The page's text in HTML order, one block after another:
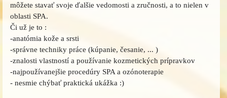
môžete stavať svoje ďalšie vedomosti a zručnosti, a to nielen v
oblasti SPA.
Či už je to :
-anatómia kože a srsti
-správne techniky práce (kúpanie, česanie, ... )
-znalosti vlastností a používanie kozmetických prípravkov
-najpoužívanejšie procedúry SPA a ozónoterapie
- nesmie chýbať praktická ukážka :)